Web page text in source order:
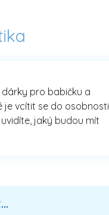
pro babičku a
je vcítit se do osobnosti
jaký budou mít